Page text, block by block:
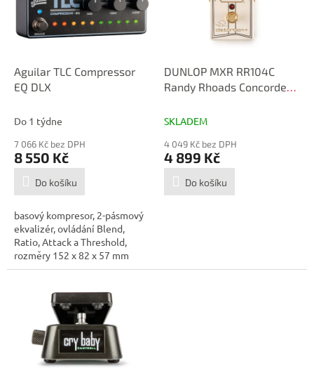
Aguilar TLC Compressor
EQ DLX
Do 1 týdne
7 066 Kč bez DPH
8 550 Kč
Do košíku
basový kompresor, 2-pásmový
ekvalizér, ovládání Blend,
Ratio, Attack a Threshold,
rozměry 152 x 82 x 57 mm
DUNLOP MXR RR104C
Randy Rhoads Concorde
SKLADEM
4 049 Kč bez DPH
4 899 Kč
Do košíku